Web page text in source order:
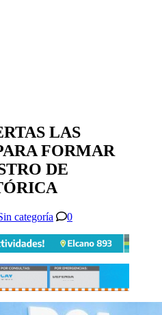
LAS
FORMAR
DE
categoría 0